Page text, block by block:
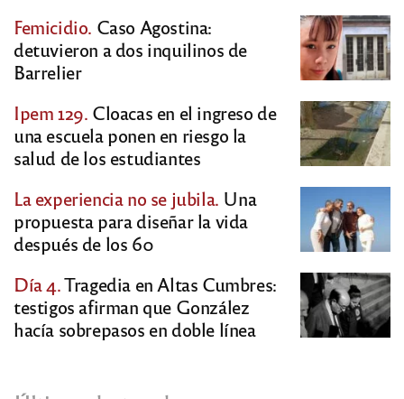
Femicidio. Caso Agostina:
detuvieron a dos inquilinos de
Barrelier
Ipem 129. Cloacas en el ingreso de
una escuela ponen en riesgo la
salud de los estudiantes
La experiencia no se jubila. Una
propuesta para diseñar la vida
después de los 60
Día 4.Tragedia en Altas Cumbres:
testigos afirman que González
hacía sobrepasos en doble línea